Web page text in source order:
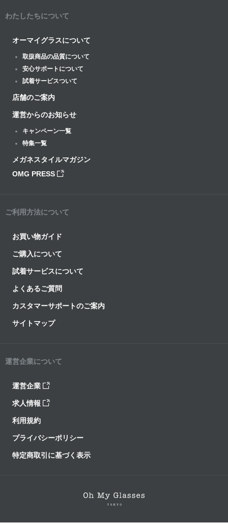
わたしたちについて
オーマイグラスについて
取扱商品の品質について
安心サポートについて
試着サービスついて
店舗のご案内
運営からのお知らせ
キャンペーン一覧
特集一覧
メガネスタイルマガジン
OMG PRESS
ご利用方法について
お買い物ガイド
ご購入について
試着サービスについて
よくあるご質問
カスタマーサポートのご案内
サイトマップ
運営企業について
運営企業
求人情報
利用規約
プライバシーポリシー
特定商取引に基づく表示